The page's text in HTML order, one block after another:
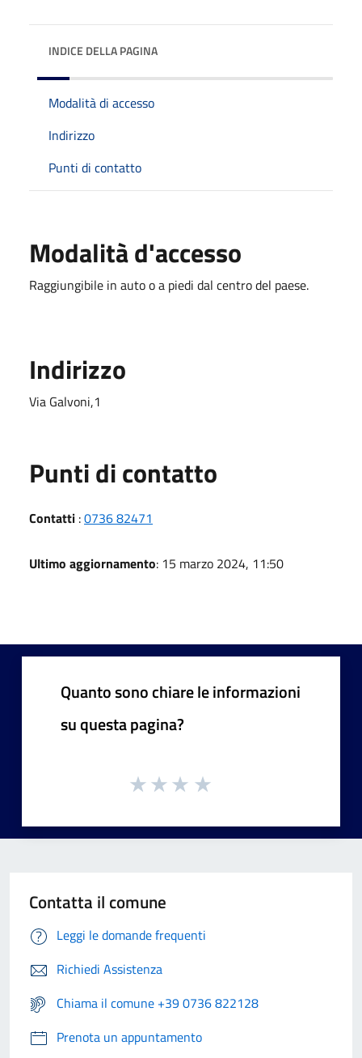
INDICE DELLA PAGINA
Modalità di accesso
Indirizzo
Punti di contatto
Modalità d'accesso
Raggiungibile in auto o a piedi dal centro del paese.
Indirizzo
Via Galvoni,1
Punti di contatto
Contatti :0736 82471
Ultimo aggiornamento: 15 marzo 2024, 11:50
Quanto sono chiare le informazioni
su questa pagina?
Contatta il comune
Leggi le domande frequenti
Richiedi Assistenza
Chiama il comune +39 0736 822128
Prenota un appuntamento